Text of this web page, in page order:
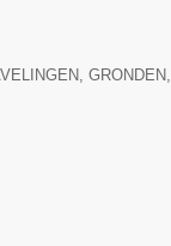
GRONDEN,